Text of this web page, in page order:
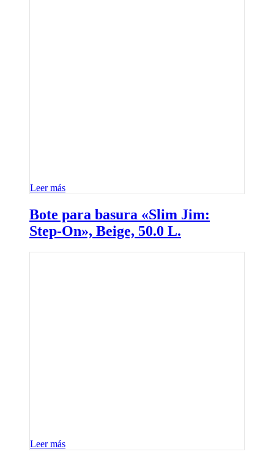
Leer más
Bote para basura «Slim Jim:
Step-On», Beige, 50.0 L.
Leer más